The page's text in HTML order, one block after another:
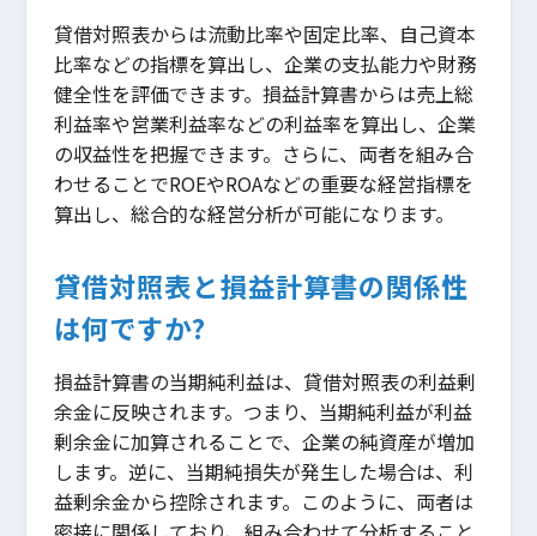
貸借対照表からは流動比率や固定比率、自己資本
比率などの指標を算出し、企業の支払能力や財務
健全性を評価できます。損益計算書からは売上総
利益率や営業利益率などの利益率を算出し、企業
の収益性を把握できます。さらに、両者を組み合
わせることでROEやROAなどの重要な経営指標を
算出し、総合的な経営分析が可能になります。
貸借対照表と損益計算書の関係性
は何ですか?
損益計算書の当期純利益は、貸借対照表の利益剰
余金に反映されます。つまり、当期純利益が利益
剰余金に加算されることで、企業の純資産が増加
します。逆に、当期純損失が発生した場合は、利
益剰余金から控除されます。このように、両者は